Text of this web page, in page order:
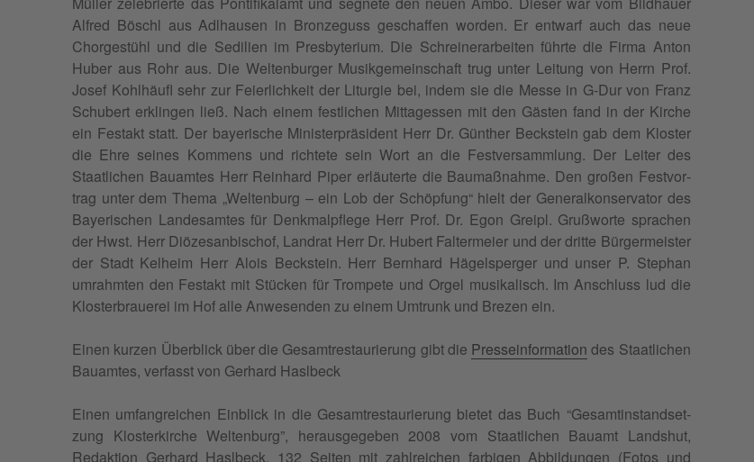
Alfred Böschl aus Adl­hausen in Bronze­guss geschaf­fen wor­den. Er ent­warf auch das neue
Chorgestühl und die Sedilien im Pres­by­teri­um. Die Schreinerar­beit­en führte die Fir­ma Anton
Huber aus Rohr aus. Die Wel­tenburg­er Musikge­mein­schaft trug unter Leitung von Her­rn Prof.
Josef Kohlhäu­fl sehr zur Feier­lichkeit der Liturgie bei, indem sie die Messe in G‑Dur von Franz
Schu­bert erklin­gen ließ. Nach einem fes­tlichen Mit­tagessen mit den Gästen fand in der Kirche
ein Fes­takt statt. Der bay­erische Min­is­ter­präsi­dent Herr Dr. Gün­ther Beck­stein gab dem Kloster
die Ehre seines Kom­mens und richtete sein Wort an die Festver­samm­lung. Der Leit­er des
Staatlichen Bauamtes Herr Rein­hard Piper erläuterte die Bau­maß­nahme. Den großen Festvor­
trag unter dem The­ma „Wel­tenburg – ein Lob der Schöp­fung“ hielt der Gen­er­alkon­ser­va­tor des
Bay­erischen Lan­desamtes für Denkmalpflege Herr Prof. Dr. Egon Greipl. Gruß­worte sprachen
der Hwst. Herr Diöze­san­bischof, Lan­drat Herr Dr. Hubert Fal­ter­meier und der dritte Bürg­er­meis­ter
der Stadt Kel­heim Herr Alois Beck­stein. Herr Bern­hard Hägelsperg­er und unser P. Stephan
umrahmten den Fes­takt mit Stück­en für Trompete und Orgel musikalisch. Im Anschluss lud die
Kloster­brauerei im Hof alle Anwe­senden zu einem Umtrunk und Brezen ein.
Einen kurzen Überblick über die Gesamtrestau­rierung gibt die Pres­se­in­for­ma­tion des Staatlichen
Bauamtes, ver­fasst von Ger­hard Haslbeck
Einen umfan­gre­ichen Ein­blick in die Gesamtrestau­rierung bietet das Buch “Gesamtin­stand­set­
zung Klosterkirche Wel­tenburg”, her­aus­gegeben 2008 vom Staatlichen Bauamt Land­shut,
Redak­tion Ger­hard Haslbeck, 132 Seit­en mit zahlre­ichen far­bigen Abbil­dun­gen (Fotos und